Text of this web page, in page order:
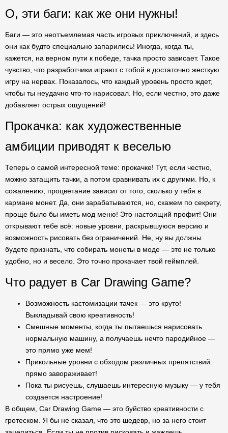
О, эти баги: как же они нужны!
Баги — это неотъемлемая часть игровых приключений, и здесь
они как будто специально запарились! Иногда, когда ты,
кажется, на верном пути к победе, тачка просто зависает. Такое
чувство, что разработчики играют с тобой в достаточно жесткую
игру на нервах. Показалось, что каждый уровень просто ждет,
чтобы ты неудачно что-то нарисовал. Но, если честно, это даже
добавляет острых ощущений!
Прокачка: как художественные
амбиции приводят к веселью
Теперь о самой интересной теме: прокачке! Тут, если честно,
можно затащить тачки, а потом сравнивать их с другими. Но, к
сожалению, процветание зависит от того, сколько у тебя в
кармане монет. Да, они зарабатываются, но, скажем по секрету,
проще было бы иметь мод меню! Это настоящий профит! Они
открывают тебе всё: новые уровни, раскрывшуюся версию и
возможность рисовать без ограничений. Не, ну вы должны
будете признать, что собирать монеты в моде — это не только
удобно, но и весело. Это точно прокачает твой геймплей.
Что радует в Car Drawing Game?
Возможность кастомизации тачек — это круто!
Выкладывай свою креативность!
Смешные моменты, когда ты пытаешься нарисовать
нормальную машину, а получаешь нечто пародийное —
это прямо уже мем!
Прикольные уровни с обходом различных препятствий:
прямо завораживает!
Пока ты рисуешь, слушаешь интересную музыку — у тебя
создается настроение!
В общем, Car Drawing Game — это буйство креативности с
гротеском. Я бы не сказал, что это шедевр, но за него стоит